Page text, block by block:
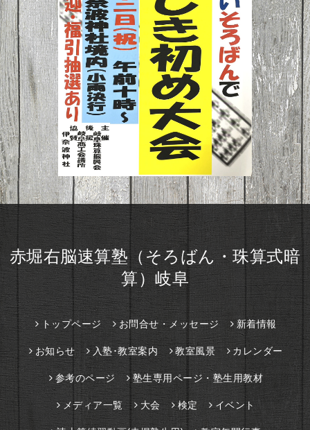
赤堀右脳速算塾（そろばん・珠算式暗
算）岐阜
トップページ お問合せ・メッセージ 新着情報
お知らせ 入塾･教室案内 教室風景 カレンダー
参考のページ 塾生専用ページ・塾生用教材
メディア一覧 大会 検定 イベント